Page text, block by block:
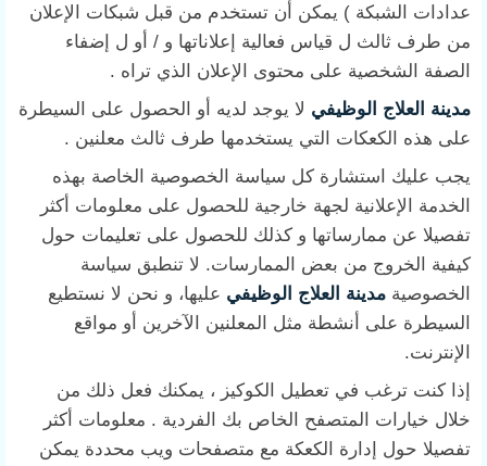
عدادات الشبكة ) يمكن أن تستخدم من قبل شبكات الإعلان
من طرف ثالث ل قياس فعالية إعلاناتها و / أو ل إضفاء
الصفة الشخصية على محتوى الإعلان الذي تراه .
مدينة العلاج الوظيفي لا يوجد لديه أو الحصول على السيطرة
على هذه الكعكات التي يستخدمها طرف ثالث معلنين .
يجب عليك استشارة كل سياسة الخصوصية الخاصة بهذه
الخدمة الإعلانية لجهة خارجية للحصول على معلومات أكثر
تفصيلا عن ممارساتها و كذلك للحصول على تعليمات حول
كيفية الخروج من بعض الممارسات. لا تنطبق سياسة
الخصوصية مدينة العلاج الوظيفي عليها، و نحن لا نستطيع
السيطرة على أنشطة مثل المعلنين الآخرين أو مواقع
الإنترنت.
إذا كنت ترغب في تعطيل الكوكيز ، يمكنك فعل ذلك من
خلال خيارات المتصفح الخاص بك الفردية . معلومات أكثر
تفصيلا حول إدارة الكعكة مع متصفحات ويب محددة يمكن